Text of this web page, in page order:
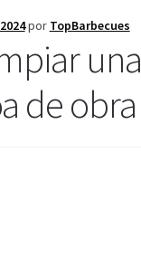
por TopBarbecues
una
de obra